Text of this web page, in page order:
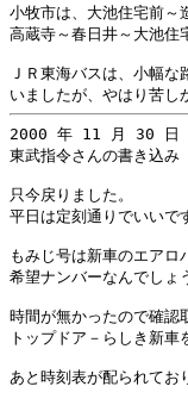
小牧市は、大池住宅前～
高蔵寺～春日井～大池住
ＪＲ東海バスは、小幅
2000 年 11 月 30 日
東武指令さんの書き込み
只今戻りました。
平日は定刻通りでいいで
もみじ号は新車のエア
希望ナンバーなんでしょ
時間が無かったので確認
トップドア－らしき新車
あと時刻表が配られてお